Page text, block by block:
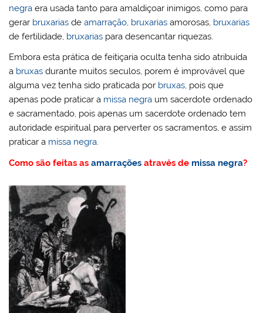
negra era usada tanto para amaldiçoar inimigos, como para
gerar bruxarias deamarração, bruxarias amorosas, bruxarias
de fertilidade, bruxarias para desencantar riquezas.
Embora esta prática de feitiçaria oculta tenha sido atribuída
a bruxas durante muitos seculos, porem é improvável que
alguma vez tenha sido praticada por bruxas, pois que
apenas pode praticar a missa negra um sacerdote ordenado
e sacramentado, pois apenas um sacerdote ordenado tem
autoridade espiritual para perverter os sacramentos, e assim
praticar a missa negra.
Como são feitas asamarrações através de missa negra?